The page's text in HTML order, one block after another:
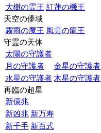
大樹の霊王 紅蓮の機王
天空の儚域
霧雨の魔王 風雲の龍王
守霊の天体
太陽の守護者
月の守護者
金星の守護者
水星の守護者 木星の守護者
再臨の超星
新億兆
新凶兆 新万寿
新千手 新百式